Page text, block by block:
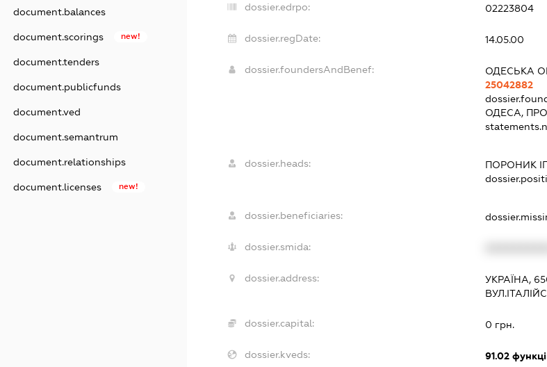
document.balances
document.scorings new!
document.tenders
document.publicfunds
document.ved
document.semantrum
document.relationships
document.licenses new!
dossier.edrpo: 02223804
dossier.regDate: 14.05.00
dossier.foundersAndBenef:
ОДЕСЬКА
25042882
ОДЕСА,
dossier.heads: ПОРОНИК
dossier.beneficiaries:
dossier.smida:
dossier.address:
УКРАЇНА,
dossier.capital: 0 грн.
dossier.kveds: 91.02